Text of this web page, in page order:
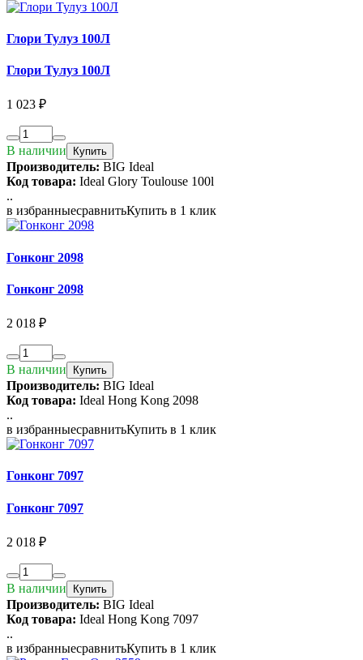
Глори Тулуз 100Л
Глори Тулуз 100Л
1 023 ₽
В наличии Купить
Производитель: BIG Ideal
Код товара: Ideal Glory Toulouse 100l
..
в избранныесравнитьКупить в 1 клик
Гонконг 2098
Гонконг 2098
2 018 ₽
В наличии Купить
Производитель: BIG Ideal
Код товара: Ideal Hong Kong 2098
..
в избранныесравнитьКупить в 1 клик
Гонконг 7097
Гонконг 7097
2 018 ₽
В наличии Купить
Производитель: BIG Ideal
Код товара: Ideal Hong Kong 7097
..
в избранныесравнитьКупить в 1 клик